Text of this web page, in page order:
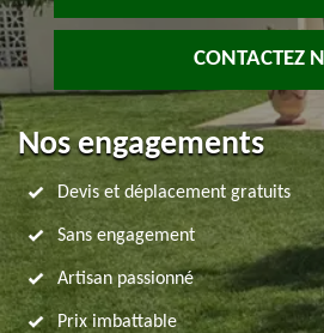
CONTACTEZ
Nos engagements
Devis et déplacement gratuits
Sans engagement
Artisan passionné
Prix imbattable